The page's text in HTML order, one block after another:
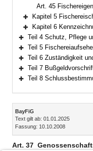
Art. 45
Bereich erweitern
Kapitel 5
Bereich erweitern
Kapitel 6
Bereich erweitern
Teil 4 Schutz, Pflege
Bereich erweitern
Teil 5
Bereich erweitern
Teil 6 Zuständigkeit
Bereich erweitern
Teil 7
Teil 8
Inhalt
BayFiG
Text gilt ab: 01.01.2025
Fassung: 10.10.2008
Art. 37